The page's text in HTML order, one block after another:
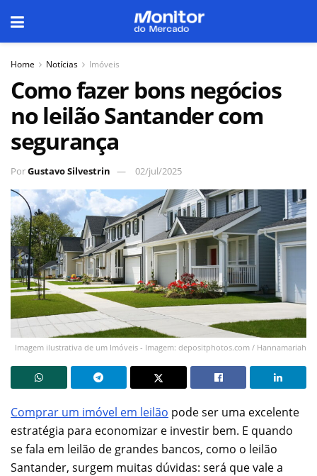
Home Notícias Imóveis
Como fazer bons negócios
no leilão Santander com
segurança
PorGustavo Silvestrin 02/jul/2025
Imagem ilustrativa de um Imóveis - Imagem: depositphotos.com / Hannamariah
Comprar um imóvel em leilão pode ser uma excelente
estratégia para economizar e investir bem. E quando
se fala em leilão de grandes bancos, como o leilão
Santander, surgem muitas dúvidas: será que vale a